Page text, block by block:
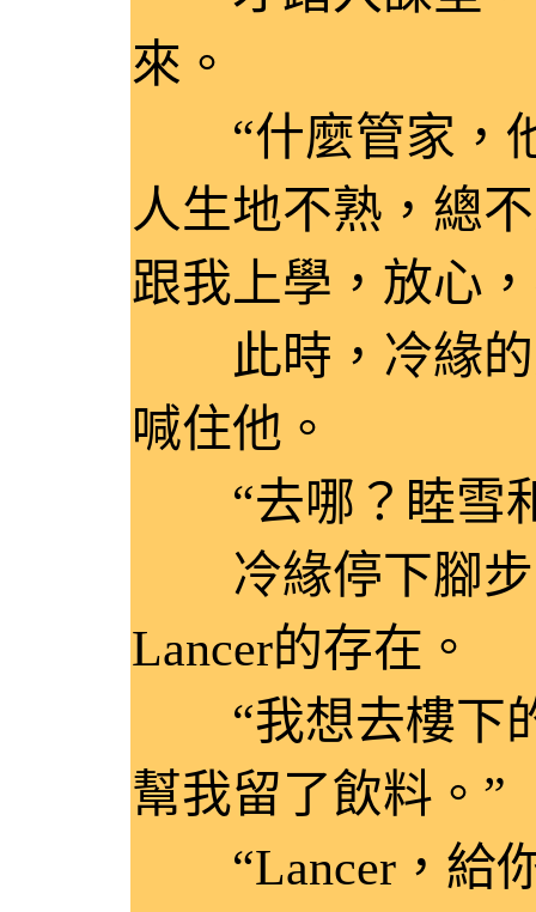
來。
“什麼管家，他
人生地不熟，總
跟我上學，放心
此時，冷緣的
喊住他。
“去哪？睦雪
冷緣停下腳步
Lancer的存在。
“我想去樓下的
幫我留了飲料。”
“Lancer，給你